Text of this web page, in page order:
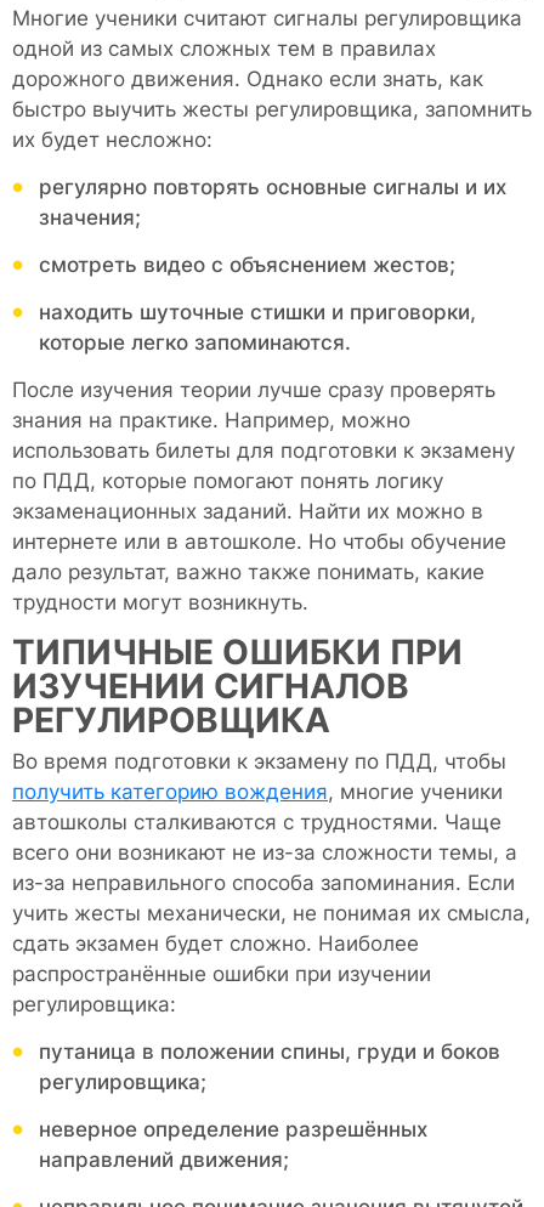
Многие ученики считают сигналы регулировщика
одной из самых сложных тем в правилах
дорожного движения. Однако если знать, как
быстро выучить жесты регулировщика, запомнить
их будет несложно:
регулярно повторять основные сигналы и их
значения;
смотреть видео с объяснением жестов;
находить шуточные стишки и приговорки,
которые легко запоминаются.
После изучения теории лучше сразу проверять
знания на практике. Например, можно
использовать билеты для подготовки к экзамену
по ПДД, которые помогают понять логику
экзаменационных заданий. Найти их можно в
интернете или в автошколе. Но чтобы обучение
дало результат, важно также понимать, какие
трудности могут возникнуть.
ТИПИЧНЫЕ ОШИБКИ ПРИ
ИЗУЧЕНИИ СИГНАЛОВ
РЕГУЛИРОВЩИКА
Во время подготовки к экзамену по ПДД, чтобы
получить категорию вождения, многие ученики
автошколы сталкиваются с трудностями. Чаще
всего они возникают не из-за сложности темы, а
из-за неправильного способа запоминания. Если
учить жесты механически, не понимая их смысла,
сдать экзамен будет сложно. Наиболее
распространённые ошибки при изучении
регулировщика:
путаница в положении спины, груди и боков
регулировщика;
неверное определение разрешённых
направлений движения;